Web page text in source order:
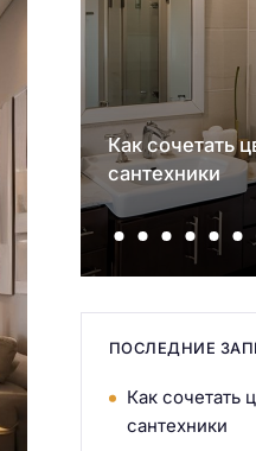
Как сочетать
сантехники
ПОСЛЕДНИЕ
Как сочетать
сантехники